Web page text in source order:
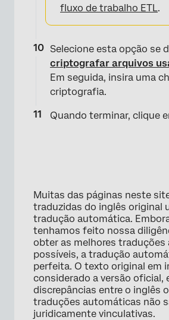
fluxo de trabalho ETL.
Selecione esta opção se
criptografar arquivos
Em seguida, insira uma
criptografia.
Quando terminar, clique
Muitas das páginas neste
traduzidas do inglês original
tradução automática.
tenhamos feito nossa
obter as melhores
possíveis, a tradução
perfeita. O texto original em
considerado a versão oficial,
discrepâncias entre o inglês
traduções automáticas não
juridicamente vinculativas.